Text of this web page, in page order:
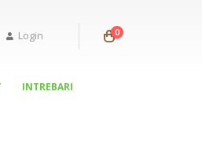
Login 0
INTREBARI